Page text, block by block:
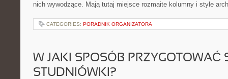
nich wywodzące. Mają tutaj miejsce rozmaite kolumny i style
CATEGORIES: PORADNIK ORGANIZATORA
W JAKI SPOSÓB PRZYGOTOWAĆ
STUDNIÓWKI?